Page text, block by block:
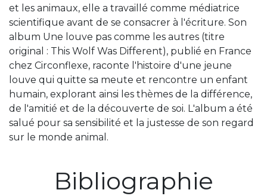
et les animaux, elle a travaillé comme médiatrice
scientifique avant de se consacrer à l'écriture. Son
album Une louve pas comme les autres (titre
original : This Wolf Was Different), publié en France
chez Circonflexe, raconte l'histoire d'une jeune
louve qui quitte sa meute et rencontre un enfant
humain, explorant ainsi les thèmes de la différence,
de l'amitié et de la découverte de soi. L'album a été
salué pour sa sensibilité et la justesse de son regard
sur le monde animal.
Bibliographie